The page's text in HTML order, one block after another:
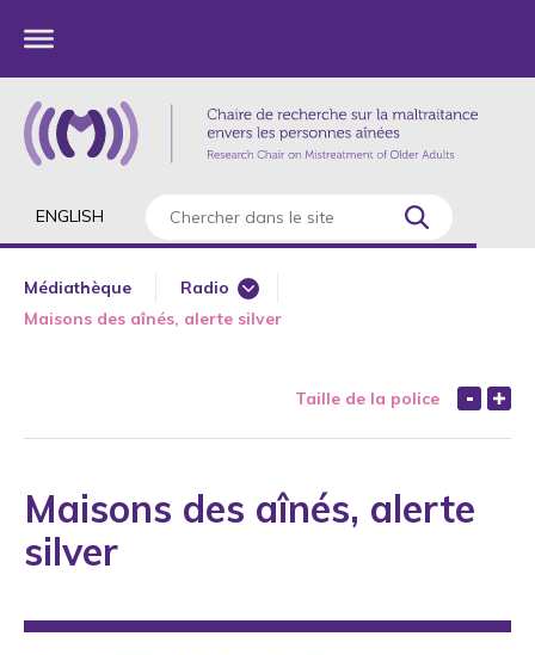
ENGLISH
Médiathèque
Radio
Grandes entrevues
Médias – Université
Web
Maisons des aînés, alerte silver
Taille de la police
Maisons des aînés, alerte
silver